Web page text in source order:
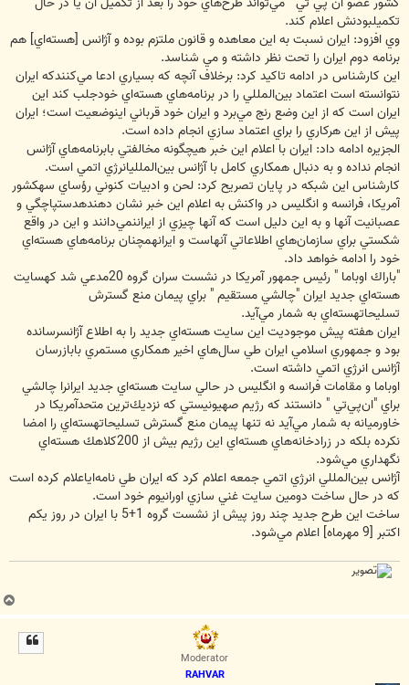
تكميلبودنش اعلام كند.
وي افزود: ايران نسبت به اين معاهده و قانون ملتزم بوده و آژانس [هسته‌اي] هم
برنامه دوم ايران را تحت نظر داشته و مي شناسد.
اين كارشناس در ادامه تاكيد كرد: برخلاف آنچه كه بسياري ادعا مي‌كنندكه ايران
نتوانسته است اعتماد بين‌المللي را در برنامه‌هاي هسته‌اي خودجلب كند اين
ايران است كه از اين وضع رنج مي‌برد و ايران خود قرباني اينوضعيت است؛ ايران
پيش از اين هركاري را براي اعتماد سازي انجام داده است.
الجزيره ادامه داد: ايران با اعلام اين خبر هيچگونه مخالفتي بابرنامه‌هاي آژانس
انجام نداده و به دنبال همكاري كامل با آژانس بين‌الملليانرژي اتمي است.
كارشناس اين شبكه در پايان تصريح كرد: لحن و ادبيات كنوني رؤساي سهكشور
آمريكا، فرانسه و انگليس در واكنش به اعلام اين خبر نشان دهندهدستپاچگي و
عصبانيت آنها و به اين دليل است كه آنها چيزي از ايراننمي‌دانند و اين در واقع
شكستي براي سازمان‌هاي اطلاعاتي آنهاست و ايرانهمچنان برنامه‌هاي هسته‌اي
خود را ادامه خواهد داد.
"باراك اوباما " رئيس جمهور آمريكا در نشست سران گروه 20مدعي شد كهسايت
هسته‌اي جديد ايران "چالشي مستقيم " براي پيمان منع گسترش
تسليحاتهسته‌اي به شمار مي‌آيد.
ايران هفته پيش موجوديت اين سايت هسته‌اي جديد را به اطلاع آژانسرسانده
بود و جمهوري اسلامي ايران طي سال‌هاي اخير همكاري مستمري بابازرسان
آژانس انرژي اتمي داشته است.
اوباما و مقامات فرانسه و انگليس در حالي سايت هسته‌اي جديد ايرانرا چالشي
براي "ان‌پي‌تي " دانستند كه رژيم صهيونيستي كه نزديك‌ترين متحدآمريكا در
خاورميانه به شمار مي‌آيد نه تنها پيمان منع گسترش تسليحاتهسته‌اي را امضا
نكرده بلكه در زرادخانه‌هاي هسته‌اي اين رژيم بيش از 200كلاهك هسته‌اي
نگهداري مي‌شود.
آژانس بين‌المللي انرژي اتمي جمعه اعلام كرد كه ايران طي نامه‌اياعلام كرده است
كه در حال ساخت دومين سايت غني سازي اورانيوم خود است.
ساخت اين طرح جديد چند روز پيش از نشست گروه 1+5 با ايران در روز يكم
اكتبر [9 مهرماه] اعلام مي‌شود.
Moderator
RAHVAR